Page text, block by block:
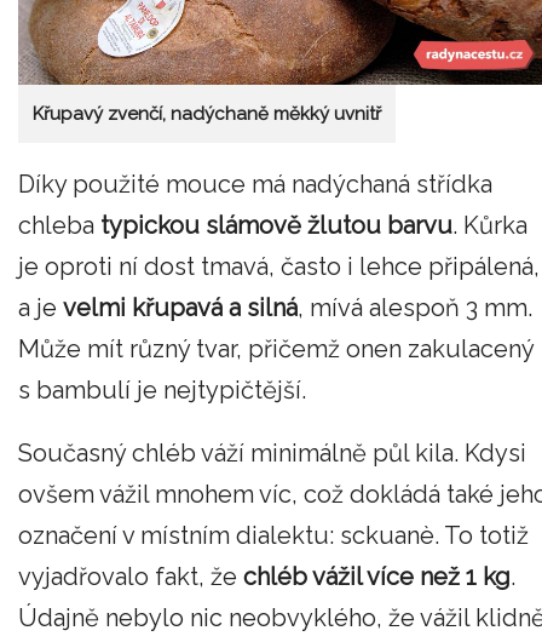
Křupavý zvenčí, nadýchaně měkký uvnitř
Díky použité mouce má nadýchaná střídka
chleba typickou slámově žlutou barvu. Kůrka
je oproti ní dost tmavá, často i lehce připálená,
a je velmi křupavá a silná, mívá alespoň 3 mm.
Může mít různý tvar, přičemž onen zakulacený
s bambulí je nejtypičtější.
Současný chléb váží minimálně půl kila. Kdysi
ovšem vážil mnohem víc, což dokládá také
označení v místním dialektu: sckuanè. To totiž
vyjadřovalo fakt, že chléb vážil více než 1 kg.
Údajně nebylo nic neobvyklého, že vážil